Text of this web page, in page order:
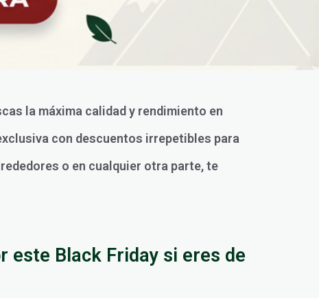
la máxima calidad y rendimiento en
con descuentos irrepetibles para
o en cualquier otra parte, te
este Black Friday si eres de